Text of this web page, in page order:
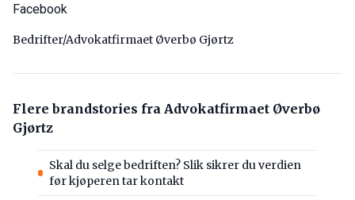
Facebook
Bedrifter/Advokatfirmaet Øverbø Gjørtz
Flere brandstories fra Advokatfirmaet Øverbø
Gjørtz
Skal du selge bedriften? Slik sikrer du verdien
før kjøperen tar kontakt